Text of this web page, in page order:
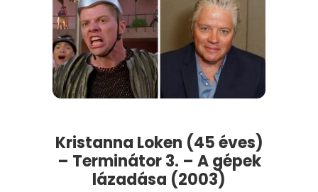
Kristanna Loken (45 éves)
– Terminátor 3. – A gépek
lázadása (2003)